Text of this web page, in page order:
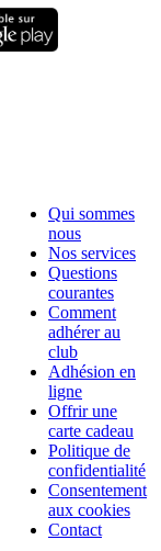
Qui sommes
nous
Nos services
Questions
courantes
Comment
adhérer au
club
Adhésion en
ligne
Offrir une
carte cadeau
Politique de
confidentialité
Consentement
aux cookies
Contact